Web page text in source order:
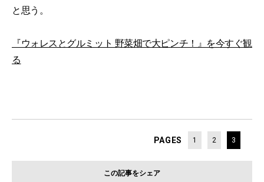
と思う。
『ウォレスとグルミット 野菜畑で大ピンチ！』を今すぐ観
る
PAGES 1 2 3
この記事をシェア